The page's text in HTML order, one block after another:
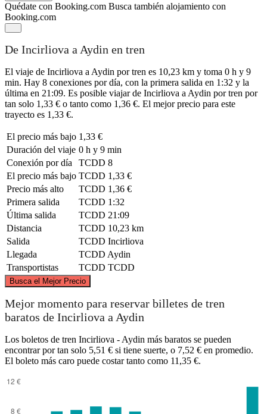
Quédate con Booking.com Busca también alojamiento con
Booking.com
De Incirliova a Aydin en tren
El viaje de Incirliova a Aydin por tren es 10,23 km y toma 0 h y 9
min. Hay 8 conexiones por día, con la primera salida en 1:32 y la
última en 21:09. Es posible viajar de Incirliova a Aydin por tren por
tan solo 1,33 € o tanto como 1,36 €. El mejor precio para este
trayecto es 1,33 €.
El precio más bajo 1,33 €
Duración del viaje 0 h y 9 min
Conexión por día
TCDD 8
El precio más bajo TCDD 1,33 €
Precio más alto
TCDD 1,36 €
Primera salida
TCDD 1:32
Última salida
TCDD 21:09
Distancia
TCDD 10,23 km
Salida
TCDD Incirliova
Llegada
TCDD Aydin
Transportistas
TCDD TCDD
Busca el Mejor Precio
Incirliova
Mejor momento para reservar billetes de tren
baratos de Incirliova a Aydin
Los boletos de tren Incirliova - Aydin más baratos se pueden
encontrar por tan solo 5,51 € si tiene suerte, o 7,52 € en promedio.
El boleto más caro puede costar tanto como 11,35 €.